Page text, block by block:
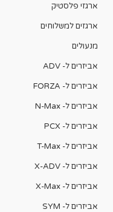
ארגזי פלסטיק
ארגזים למשלוחים
מנעולים
אביזרים ל- ADV
אביזרים ל- FORZA
אביזרים ל- N-Max
אביזרים ל- PCX
אביזרים ל- T-Max
אביזרים ל- X-ADV
אביזרים ל- X-Max
אביזרים ל- SYM